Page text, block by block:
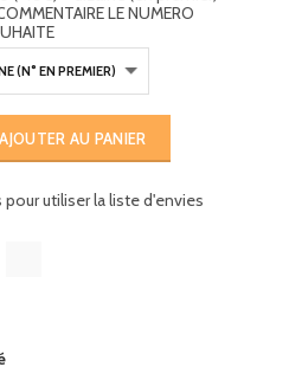
LE NUMERO
AJOUTER AU PANIER
utiliser la liste d'envies